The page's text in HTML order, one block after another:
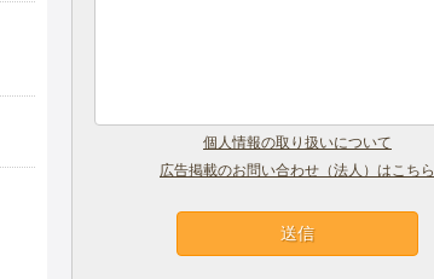
個人情報の取り扱いについて
広告掲載のお問い合わせ（法人）はこちら